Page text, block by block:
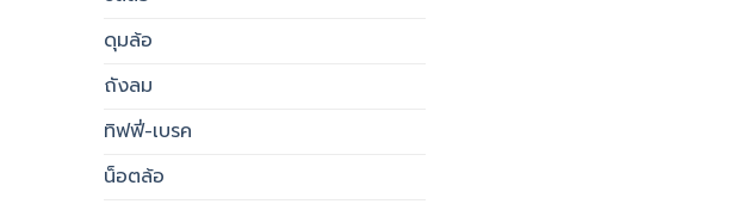
ดุมล้อ
ถังลม
ทิฟฟี่-เบรค
น็อตล้อ